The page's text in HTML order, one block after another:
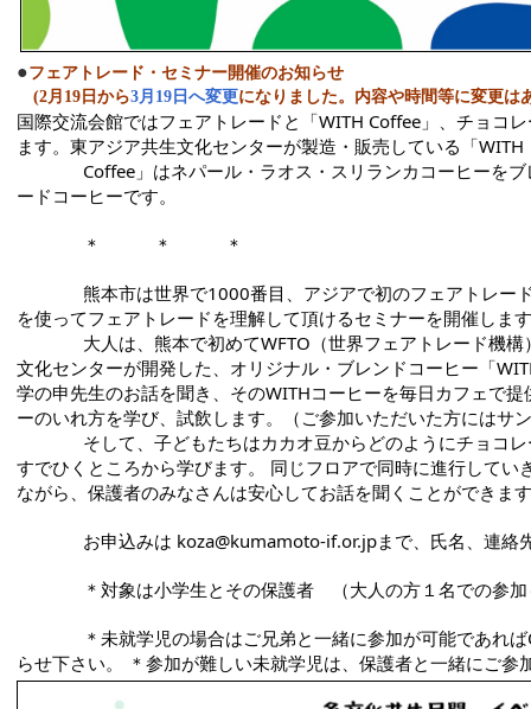
●フェアトレード・セミナー開催のお知らせ
(2月19日から3月19日へ変更になりました。内容や時間等に変更は
国際交流会館ではフェアトレードと「WITH Coffee」、チョコ
ます。東アジア共生文化センターが製造・販売している「WITH
ードコーヒーです。
              ＊　　　＊　　　＊
を使ってフェアトレードを理解して頂けるセミナーを開催しま
文化センターが開発した、オリジナル・ブレンドコーヒー「
学の申先生のお話を聞き、そのWITHコーヒーを毎日カフェで
ーのいれ方を学び、試飲します。（ご参加いただいた方にはサ
すでひくところから学びます。 同じフロアで同時に進行してい
ながら、保護者のみなさんは安心してお話を聞くことができま
お申込みは koza@kumamoto-if.or.jpまで、氏名
＊対象は小学生とその保護者　（大人の方１名での
らせ下さい。 ＊参加が難しい未就学児は、保護者と一緒にご参